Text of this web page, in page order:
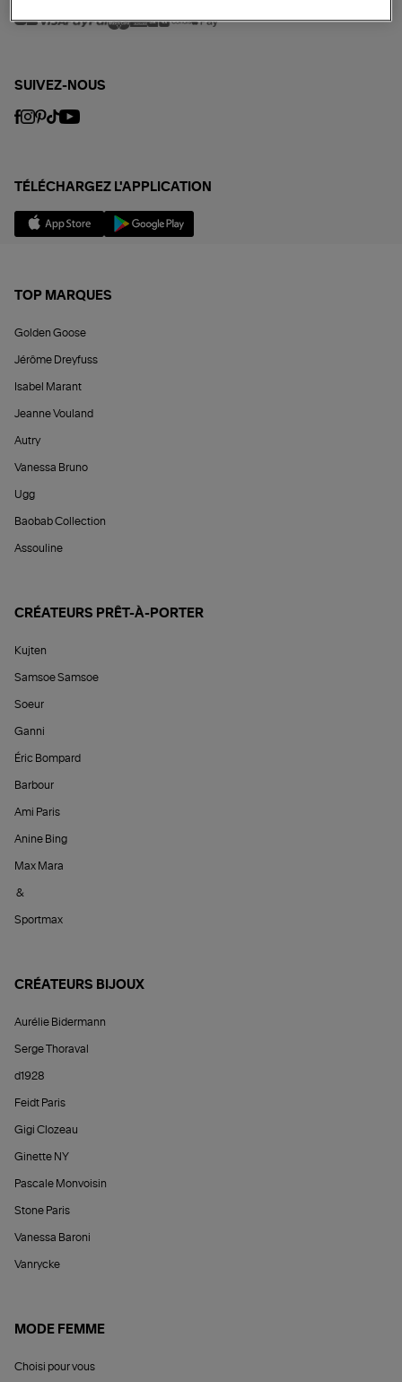
SUIVEZ-NOUS
TÉLÉCHARGEZ L'APPLICATION
TOP MARQUES
Golden Goose
Jérôme Dreyfuss
Isabel Marant
Jeanne Vouland
Autry
Vanessa Bruno
Ugg
Baobab Collection
Assouline
CRÉATEURS PRÊT-À-PORTER
Kujten
Samsoe Samsoe
Soeur
Ganni
Éric Bompard
Barbour
Ami Paris
Anine Bing
Max Mara
&
Sportmax
CRÉATEURS BIJOUX
Aurélie Bidermann
Serge Thoraval
d1928
Feidt Paris
Gigi Clozeau
Ginette NY
Pascale Monvoisin
Stone Paris
Vanessa Baroni
Vanrycke
MODE FEMME
Choisi pour vous